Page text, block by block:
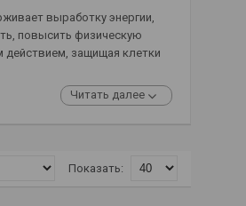
выработку энергии,
повысить физическую
действием, защищая клетки
Читать далее
Показать: